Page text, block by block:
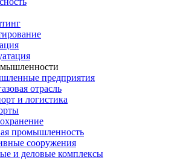
предприятия
отрасль
и логистика
промышленность
сооружения
и деловые комплексы